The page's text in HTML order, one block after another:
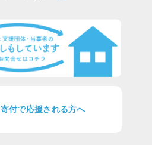
寄付で応援される方へ